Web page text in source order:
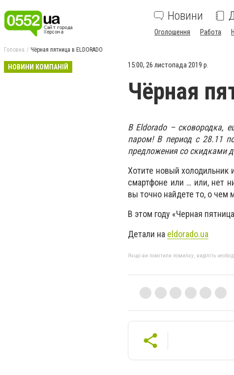
Новини
Оголошення Работа
Головна Чёрная пятница в ELDORADO
НОВИНИ КОМПАНІЙ 15:00, 26 листопада 2019 р.
Чёрная
В Eldorado – сковородка,
паром! В период с 28.11
предложения со скидками
Хотите новый
смартфоне или … или, нет
вы точно найдете то, о чем
В этом году «Черная
Детали на eldorado.ua
Якщо ви помітили помилку, виділіть